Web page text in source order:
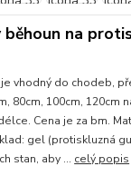
běhoun na
vhodný do chodeb,
80cm, 100cm, 120cm
Cena je za bm.
gel (protiskluzná
stan, aby ... celý popis